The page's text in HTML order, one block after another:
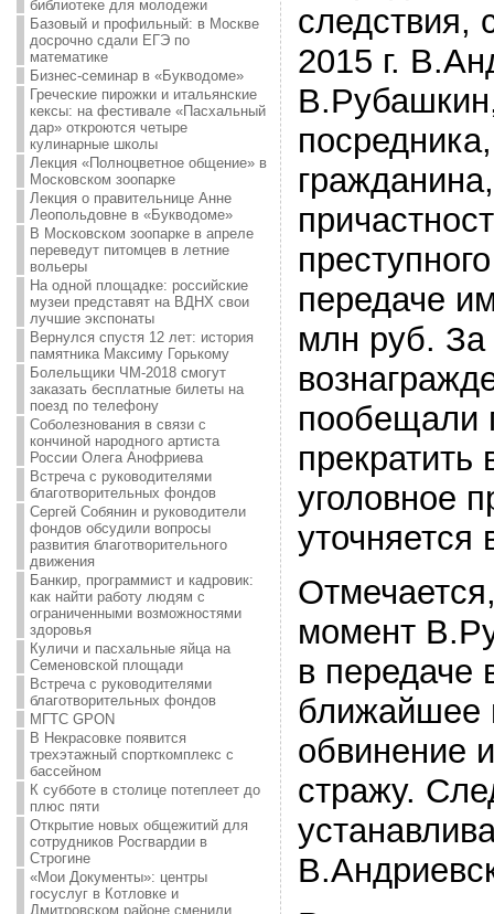
библиотеке для молодежи
Базовый и профильный: в Москве
досрочно сдали ЕГЭ по
математике
Бизнес-семинар в «Букводоме»
Греческие пирожки и итальянские
кексы: на фестивале «Пасхальный
дар» откроются четыре
кулинарные школы
Лекция «Полноцветное общение» в
Московском зоопарке
Лекция о правительнице Анне
Леопольдовне в «Букводоме»
В Московском зоопарке в апреле
переведут питомцев в летние
вольеры
На одной площадке: российские
музеи представят на ВДНХ свои
лучшие экспонаты
Вернулся спустя 12 лет: история
памятника Максиму Горькому
Болельщики ЧМ-2018 смогут
заказать бесплатные билеты на
поезд по телефону
Соболезнования в связи с
кончиной народного артиста
России Олега Анофриева
Встреча с руководителями
благотворительных фондов
Сергей Собянин и руководители
фондов обсудили вопросы
развития благотворительного
движения
Банкир, программист и кадровик:
как найти работу людям с
ограниченными возможностями
здоровья
Куличи и пасхальные яйца на
Семеновской площади
Встреча с руководителями
благотворительных фондов
МГТС GPON
В Некрасовке появится
трехэтажный спорткомплекс с
бассейном
К субботе в столице потеплеет до
плюс пяти
Открытие новых общежитий для
сотрудников Росгвардии в
Строгине
«Мои Документы»: центры
госуслуг в Котловке и
Дмитровском районе сменили
следствия,
2015 г.
передаче
млн руб. За
пообещали
прекратить
уголовное
момент
в передаче
ближайшее
обвинение
стражу.